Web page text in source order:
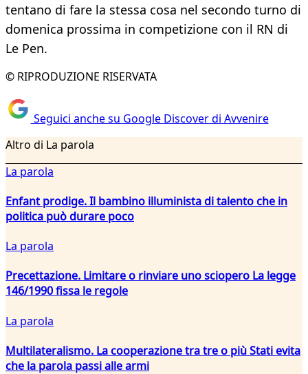
tentano di fare la stessa cosa nel secondo turno di
domenica prossima in competizione con il RN di
Le Pen.
© RIPRODUZIONE RISERVATA
Seguici anche su Google Discover di Avvenire
Altro di La parola
La parola
Enfant prodige. Il bambino illuminista di talento che in
politica può durare poco
La parola
Precettazione. Limitare o rinviare uno sciopero La legge
146/1990 fissa le regole
La parola
Multilateralismo. La cooperazione tra tre o più Stati evita
che la parola passi alle armi